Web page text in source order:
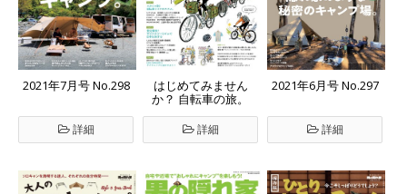
2021年7月号 No.298
詳細
はじめてみません
か？ 自転車の旅。
詳細
2021年6月号 No.297
詳細